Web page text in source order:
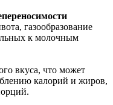
газообразование
к молочным
вкуса, что может
калорий и жиров,